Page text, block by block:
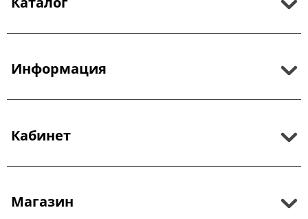
Информация
Кабинет
Магазин